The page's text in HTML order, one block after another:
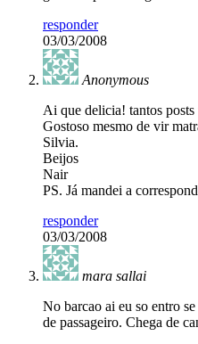
responder
03/03/2008
Anonymous
Ai que delicia! tantos posts
Gostoso mesmo de vir
Silvia.
Beijos
Nair
PS. Já mandei a
responder
03/03/2008
mara sallai
No barcao ai eu so entro
de passageiro. Chega de